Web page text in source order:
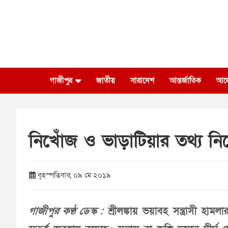
গাজীপুর জাতীয় সারাদেশ আন্তর্জাতিক
নিখোঁজ ও ভাড়াটিয়ার তথ্য
বৃহস্পতিবার, ০৯ মে ২০১৯
গাজীপুর কণ্ঠ ডেস্ক :শ্রীলঙ্কায় ভয়াবহ সন্ত্রাসী